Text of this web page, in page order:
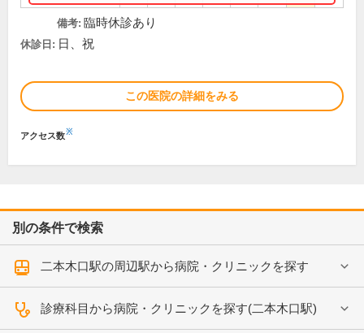
備考: 臨時休診あり
休診日: 日、祝
この医院の詳細をみる
アクセス数※
別の条件で検索
二本木口駅の周辺駅から病院・クリニックを探す
診療科目から病院・クリニックを探す(二本木口駅)